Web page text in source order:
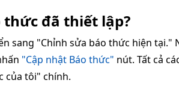
đã thiết lập?
sang "Chỉnh sửa báo thức hiện
"Cập nhật Báo thức" nút. Tất cả
của tôi" chính.